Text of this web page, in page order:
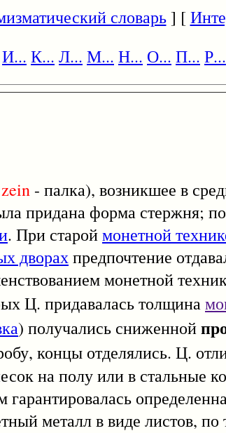
словарь] [
И... К... Л... М... Н... О... П... Р...
zein - палка), возникшее в
придана форма стержня;
. При староймонетной
дворахпредпочтение
монетной
Ц. придавалась толщина
) получались сниженной
концы отделялись. Ц.
на полу или в стальные
металл в виде листов,